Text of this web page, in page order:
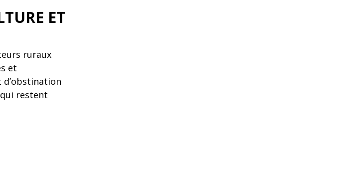
ET
ruraux
et
restent